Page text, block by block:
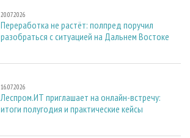
20.07.2026
Переработка не растёт: полпред поручил
разобраться с ситуацией на Дальнем Востоке
16.07.2026
Леспром.ИТ приглашает на онлайн-встречу:
итоги полугодия и практические кейсы